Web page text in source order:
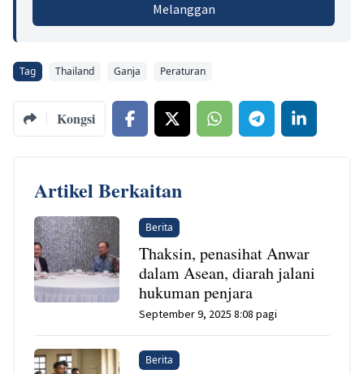
Melanggan
Tag Thailand Ganja Peraturan
Kongsi
Artikel Berkaitan
Berita
Thaksin, penasihat Anwar
dalam Asean, diarah jalani
hukuman penjara
September 9, 2025 8:08 pagi
Berita